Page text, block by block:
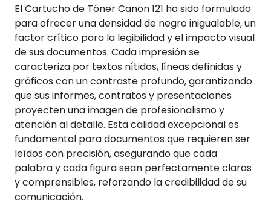
El Cartucho de Tóner Canon 121 ha sido formulado
para ofrecer una densidad de negro inigualable, un
factor crítico para la legibilidad y el impacto visual
de sus documentos. Cada impresión se
caracteriza por textos nítidos, líneas definidas y
gráficos con un contraste profundo, garantizando
que sus informes, contratos y presentaciones
proyecten una imagen de profesionalismo y
atención al detalle. Esta calidad excepcional es
fundamental para documentos que requieren ser
leídos con precisión, asegurando que cada
palabra y cada figura sean perfectamente claras
y comprensibles, reforzando la credibilidad de su
comunicación.